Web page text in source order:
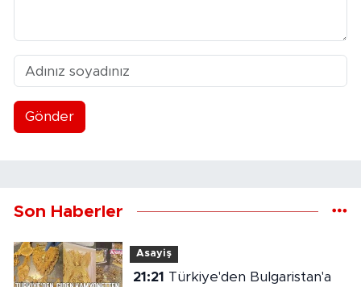
Gönder
Son Haberler
Asayiş
21:21